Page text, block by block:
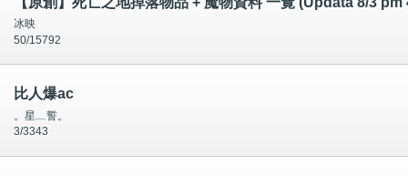
冰映
50/15792
比人爆ac
。星﹏誓。
3/3343